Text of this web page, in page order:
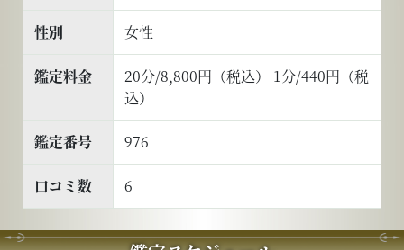
性別 女性
鑑定料金
20分/8,800円（税込） 1分/440円（税
込）
鑑定番号 976
口コミ数 6